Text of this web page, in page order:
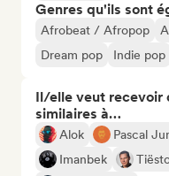
Genres qu'ils sont
Afrobeat / Afropop
Dream pop
Indie pop
Il/elle veut recevoir
similaires à…
Alok Pascal
Imanbek